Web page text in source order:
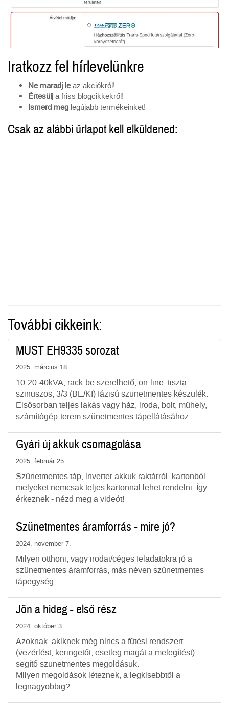
Iratkozz fel hírlevelünkre
Ne maradj leaz akciókról!
Értesülj a friss blogcikkekről!
Ismerd meg legújabb termékeinket!
Csak az alábbi űrlapot kell elküldened:
További cikkeink:
MUST EH9335 sorozat
2025. március 18.
10-20-40kVA, rack-be szerelhető, on-line, tiszta
szinuszos, 3/3 (BE/KI) fázisú szünetmentes készülék.
Elsősorban teljes lakás vagy ház, iroda, bolt, műhely,
számítógép-terem szünetmentes tápellátásához.
Gyári új akkuk csomagolása
2025. február 25.
Szünetmentes táp, inverter akkuk raktárról, kartonból -
melyeket nemcsak teljes kartonnal lehet rendelni. Így
érkeznek - nézd meg a videót!
Szünetmentes áramforrás - mire jó?
2024. november 7.
Milyen otthoni, vagy irodai/céges feladatokra jó a
szünetmentes áramforrás, más néven szünetmentes
tápegység.
Jön a hideg - első rész
2024. október 3.
Azoknak, akiknek még nincs a fűtési rendszert
(vezérlést, keringetőt, esetleg magát a melegítést)
segítő szünetmentes megoldásuk.
Milyen megoldások léteznek, a legkisebbtől a
legnagyobbig?